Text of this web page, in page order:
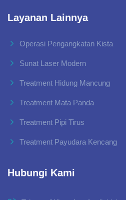
Layanan Lainnya
Operasi Pengangkatan Kista
Sunat Laser Modern
Treatment Hidung Mancung
Treatment Mata Panda
Treatment Pipi Tirus
Treatment Payudara Kencang
Hubungi Kami